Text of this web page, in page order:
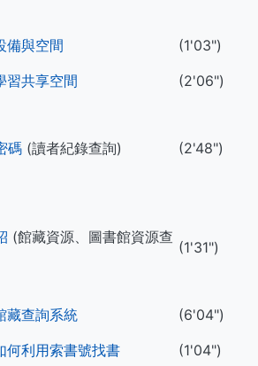
備與空間
(1'03")
習共享空間
(2'06")
碼 (讀者紀錄查詢) (2'48")
(館藏資源、圖書館資源查
(1'31")
藏查詢系統
(6'04")
何利用索書號找書
(1'04")